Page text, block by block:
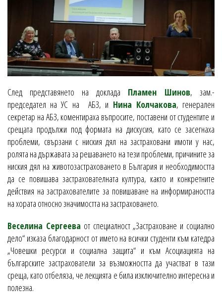
След представянето на доклада Пламен Шинов, зам.-
председател на УС на АБЗ, и Нина Колчакова, генерален
секретар на АБЗ, коментираха въпросите, поставени от студентите и
срещата продължи под формата на дискусия, като се засегнаха
проблеми, свързани с ниския дял на застраховани имоти у нас,
ролята на държавата за решаването на тези проблеми, причините за
ниския дял на животозастраховането в България и необходимостта
да се повишава застрахователната култура, както и конкретните
действия на застрахователите за повишаване на информираността
на хората относно значимостта на застраховането.
Веселина Сергеева от специалност „Застраховане и социално
дело“ изказа благодарност от името на всички студенти към катедра
„Човешки ресурси и социална защита“ и към Асоциацията на
българските застрахователи за възможността да участват в тази
среща, като отбеляза, че лекцията е била изключително интересна и
полезна.